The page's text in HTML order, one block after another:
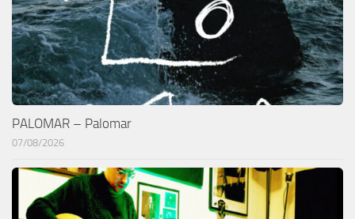
PALOMAR – Palomar
07/08/2026